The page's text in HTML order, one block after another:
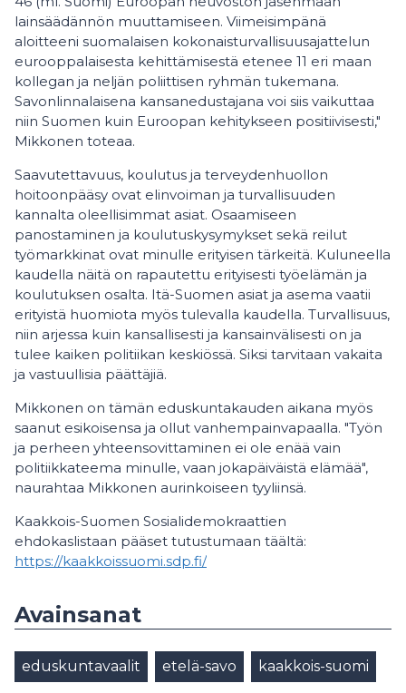
lainsäädännön muuttamiseen. Viimeisimpänä
aloitteeni suomalaisen kokonaisturvallisuusajattelun
eurooppalaisesta kehittämisestä etenee 11 eri maan
kollegan ja neljän poliittisen ryhmän tukemana.
Savonlinnalaisena kansanedustajana voi siis vaikuttaa
niin Suomen kuin Euroopan kehitykseen positiivisesti,"
Mikkonen toteaa.
Saavutettavuus, koulutus ja terveydenhuollon
hoitoonpääsy ovat elinvoiman ja turvallisuuden
kannalta oleellisimmat asiat. Osaamiseen
panostaminen ja koulutuskysymykset sekä reilut
työmarkkinat ovat minulle erityisen tärkeitä. Kuluneella
kaudella näitä on rapautettu erityisesti työelämän ja
koulutuksen osalta. Itä-Suomen asiat ja asema vaatii
erityistä huomiota myös tulevalla kaudella. Turvallisuus,
niin arjessa kuin kansallisesti ja kansainvälisesti on ja
tulee kaiken politiikan keskiössä. Siksi tarvitaan vakaita
ja vastuullisia päättäjiä.
Mikkonen on tämän eduskuntakauden aikana myös
saanut esikoisensa ja ollut vanhempainvapaalla. "Työn
ja perheen yhteensovittaminen ei ole enää vain
politiikkateema minulle, vaan jokapäiväistä elämää",
naurahtaa Mikkonen aurinkoiseen tyyliinsä.
Kaakkois-Suomen Sosialidemokraattien
ehdokaslistaan pääset tutustumaan täältä:
https://kaakkoissuomi.sdp.fi/
Avainsanat
eduskuntavaalit etelä-savo kaakkois-suomi